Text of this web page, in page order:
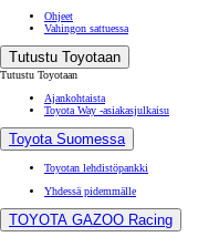
Ohjeet
Vahingon sattuessa
Tutustu Toyotaan
Tutustu Toyotaan
Ajankohtaista
Toyota Way -asiakasjulkaisu
Toyota Suomessa
Toyotan lehdistöpankki
Yhdessä pidemmälle
TOYOTA GAZOO Racing